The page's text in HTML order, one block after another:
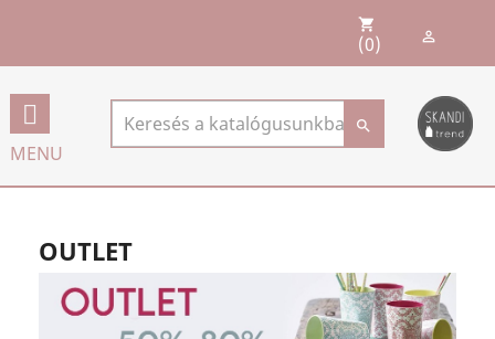
shopping_cart
(0) 
MENU

OUTLET